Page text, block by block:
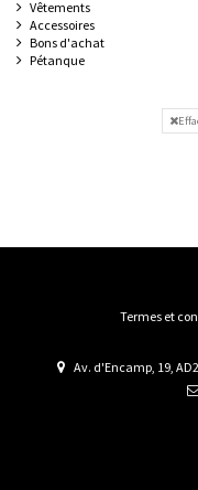
Vêtements
Accessoires
Bons d'achat
Pétanque
Termes et
Av. d'Encamp, 19,